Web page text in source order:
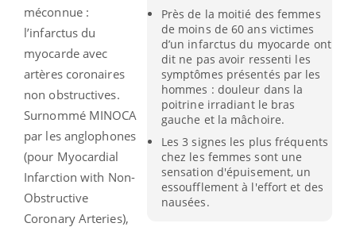
Près de la moitié des femmes
de moins de 60 ans victimes
d’un infarctus du myocarde ont
dit ne pas avoir ressenti les
symptômes présentés par les
hommes : douleur dans la
poitrine irradiant le bras
gauche et la mâchoire.
Les 3 signes les plus fréquents
chez les femmes sont une
sensation d'épuisement, un
essoufflement à l'effort et des
nausées.
méconnue :
l’infarctus du
myocarde avec
artères coronaires
non obstructives.
Surnommé MINOCA
par les anglophones
(pour Myocardial
Infarction with Non-
Obstructive
Coronary Arteries),